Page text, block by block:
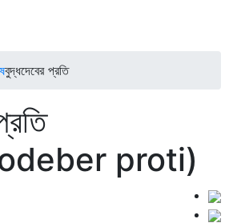
বুদ্ধদেবের প্রতি
proti)